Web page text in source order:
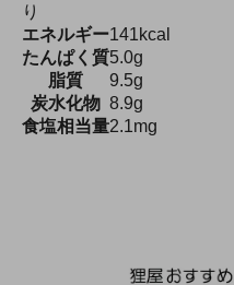
り
エネルギー141kcal
たんぱく質5.0g
脂質
9.5g
炭水化物 8.9g
食塩相当量2.1mg